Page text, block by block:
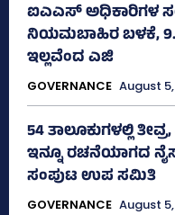
ಐಎಎಸ್‌ ಅಧಿಕಾರಿಗಳ
ನಿಯಮಬಾಹಿರ ಬಳಕೆ,
ಇಲ್ಲವೆಂದ ಎಜಿ
GOVERNANCE August
54 ತಾಲೂಕುಗಳಲ್ಲಿ
ಇನ್ನೂ ರಚನೆಯಾಗದ
ಸಂಪುಟ ಉಪ ಸಮಿತಿ
GOVERNANCE August